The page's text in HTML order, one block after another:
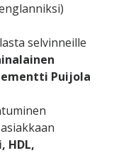
selvinneille
Puijola
HDL,